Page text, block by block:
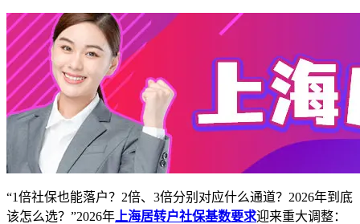
“1倍社保也能落户？2倍、3倍分别对应什么通道？2026年到底
该怎么选？”2026年 上海居转户社保基数要求迎来重大调整：